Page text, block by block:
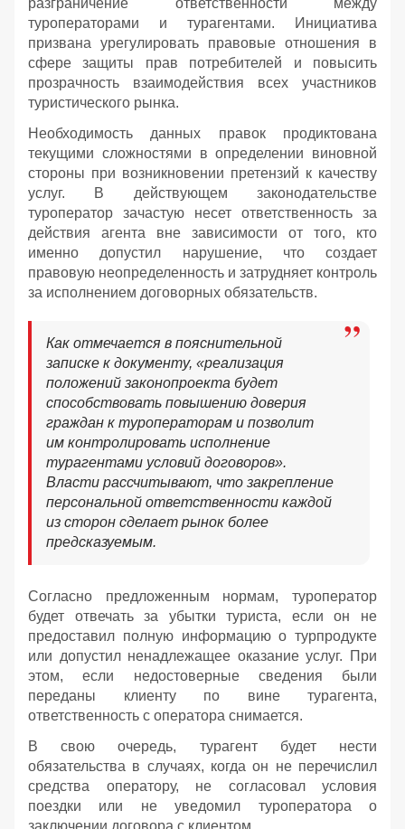
разграничение ответственности между
туроператорами и турагентами. Инициатива
призвана урегулировать правовые отношения в
сфере защиты прав потребителей и повысить
прозрачность взаимодействия всех участников
туристического рынка.
Необходимость данных правок продиктована
текущими сложностями в определении виновной
стороны при возникновении претензий к качеству
услуг. В действующем законодательстве
туроператор зачастую несет ответственность за
действия агента вне зависимости от того, кто
именно допустил нарушение, что создает
правовую неопределенность и затрудняет контроль
за исполнением договорных обязательств.
Как отмечается в пояснительной
записке к документу, «реализация
положений законопроекта будет
способствовать повышению доверия
граждан к туроператорам и позволит
им контролировать исполнение
турагентами условий договоров».
Власти рассчитывают, что закрепление
персональной ответственности каждой
из сторон сделает рынок более
предсказуемым.
Согласно предложенным нормам, туроператор
будет отвечать за убытки туриста, если он не
предоставил полную информацию о турпродукте
или допустил ненадлежащее оказание услуг. При
этом, если недостоверные сведения были
переданы клиенту по вине турагента,
ответственность с оператора снимается.
В свою очередь, турагент будет нести
обязательства в случаях, когда он не перечислил
средства оператору, не согласовал условия
поездки или не уведомил туроператора о